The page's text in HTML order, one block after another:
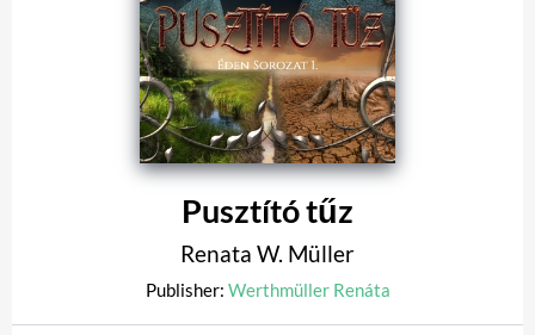
Pusztító tűz
Renata W. Müller
Publisher: Werthmüller Renáta